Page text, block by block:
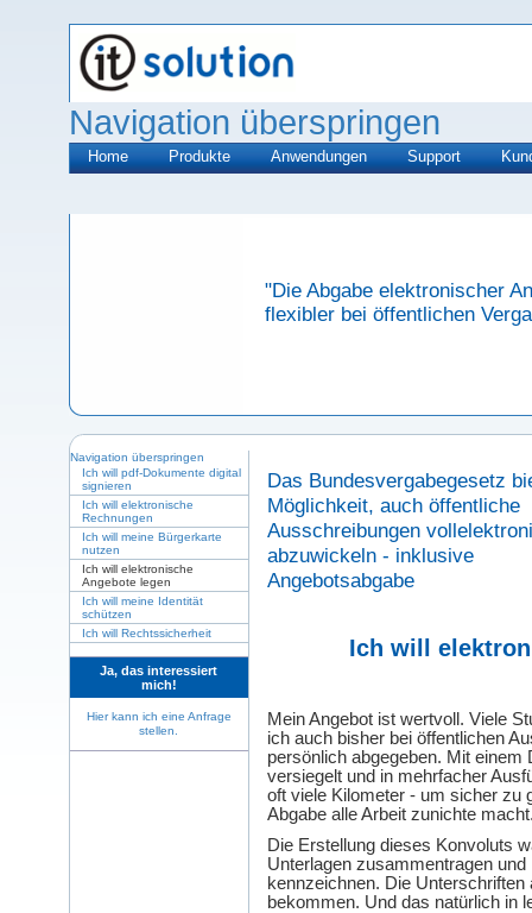
Navigation überspringen
Home Produkte Anwendungen Support
"Die Abgabe elektronischer
flexibler bei öffentlichen
Navigation überspringen
Ich will pdf-Dokumente digital
signieren
Ich will elektronische
Rechnungen
Ich will meine Bürgerkarte
nutzen
Ich will elektronische
Angebote legen
Ich will meine Identität
schützen
Ich will Rechtssicherheit
Ja, das interessiert
mich!
Hier kann ich eine Anfrage
stellen.
Das Bundesvergabegesetz
Möglichkeit, auch öffentliche
Ausschreibungen
abzuwickeln - inklusive
Angebotsabgabe
Ich will
Mein Angebot ist wertvoll. Viele
ich auch bisher bei öffentlichen
persönlich abgegeben. Mit
versiegelt und in mehrfacher
oft viele Kilometer - um sicher zu
Abgabe alle Arbeit zunichte
Die Erstellung dieses Konvoluts
Unterlagen zusammentragen
kennzeichnen. Die
bekommen. Und das natürlich in